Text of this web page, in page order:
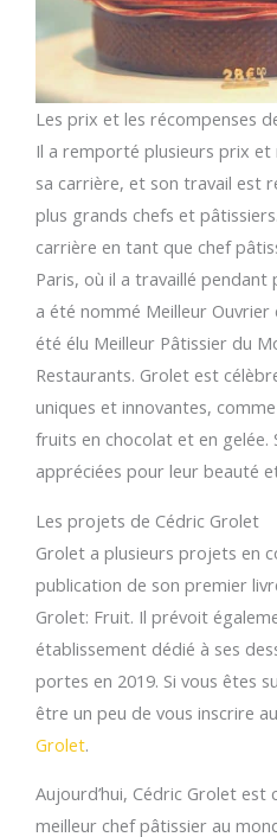
Les prix et les récompenses
Il a remporté plusieurs prix et
sa carrière, et son travail est
plus grands chefs et
carrière en tant que chef
Paris, où il a travaillé pendant
a été nommé Meilleur Ouvrier
été élu Meilleur Pâtissier du
Restaurants. Grolet est
uniques et innovantes,
fruits en chocolat et en gelée.
appréciées pour leur beauté
Les projets de Cédric Grolet
Grolet a plusieurs projets en
publication de son premier
Grolet: Fruit. Il prévoit
établissement dédié à ses
portes en 2019. Si vous êtes
être un peu de vous inscrire au
Grolet.
Aujourd’hui, Cédric Grolet
meilleur chef pâtissier au